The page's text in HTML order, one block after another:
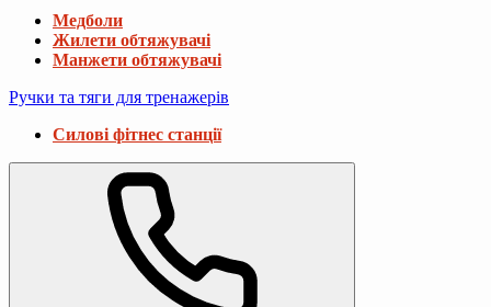
Медболи
Жилети обтяжувачі
Манжети обтяжувачі
Ручки та тяги для тренажерів
Силові фітнес станції